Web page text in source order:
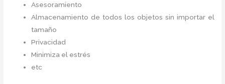
Asesoramiento
Almacenamiento de todos los objetos sin importar el
tamaño
Privacidad
Minimiza el estrés
etc